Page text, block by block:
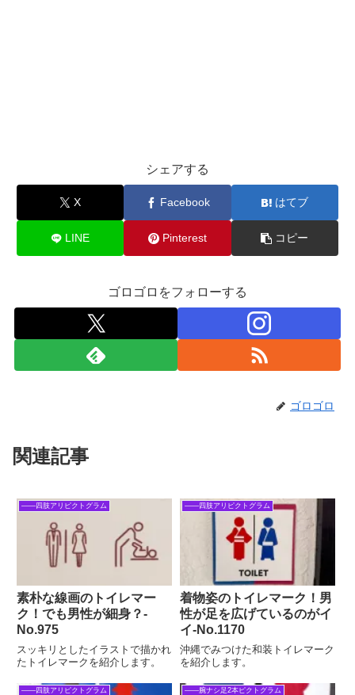
シェアする
X Facebook はてブ
LINE Pinterest コピー
ゴロゴロをフォローする
ゴロゴロ
関連記事
――四肢アリピクトグラム
素朴な線画のトイレマー
ク！でも男性が細身？‐
No.975
スッキリとしたイラストで描かれ
たトイレマークを紹介します。
――四肢アリピクトグラム
着物姿のトイレマーク！男
性が足を広げているのがイ
イ-No.1170
沖縄でみつけた和装トイレマーク
を紹介します。
――四肢アリピクトグラム ――腕ナシ足2本ピクトグラム